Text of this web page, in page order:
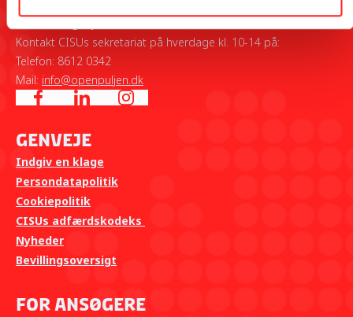
Udenrigsministeriet i samarbejde med The Why Foundation.
Kontakt CISUs sekretariat på hverdage kl. 10-14 på:
Telefon: 8612 0342
Mail: info@openpuljen.dk
Genveje
Indgiv en klage
Persondatapolitik
Cookiepolitik
CISUs adfærdskodeks
Nyheder
Bevillingsoversigt
For ansøgere